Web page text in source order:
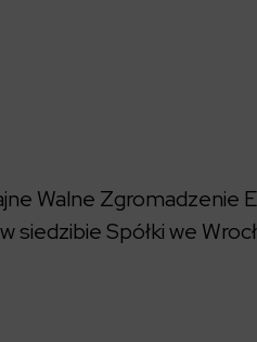
Walne Zgromadzenie
siedzibie Spółki we